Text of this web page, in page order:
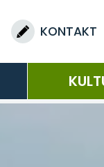
KONTAKT